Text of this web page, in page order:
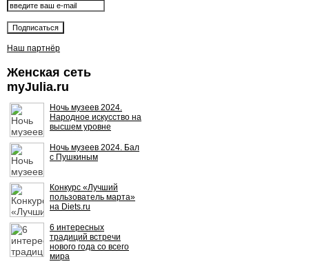
Наш партнёр
Женская сеть
myJulia.ru
Ночь музеев 2024.
Народное искусство на
высшем уровне
Ночь музеев 2024. Бал
с Пушкиным
Конкурс «Лучший
пользователь марта»
на Diets.ru
6 интересных
традиций встречи
нового года со всего
мира